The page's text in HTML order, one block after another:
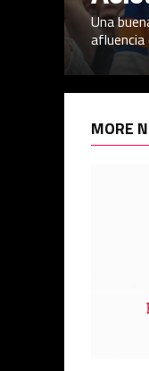
Una
afluencia
MORE